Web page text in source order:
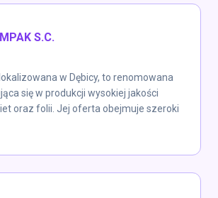
S.C.
w Dębicy, to renomowana
się w produkcji wysokiej jakości
oraz folii. Jej oferta obejmuje szeroki